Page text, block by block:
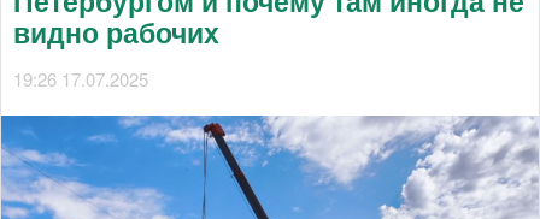
видно рабочих
19:26 17.07.2025